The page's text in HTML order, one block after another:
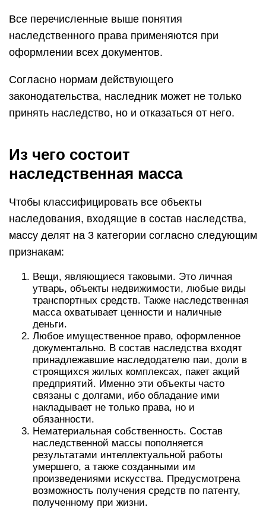
Все перечисленные выше понятия
наследственного права применяются при
оформлении всех документов.
Согласно нормам действующего
законодательства, наследник может не только
принять наследство, но и отказаться от него.
Из чего состоит
наследственная масса
Чтобы классифицировать все объекты
наследования, входящие в состав наследства,
массу делят на 3 категории согласно следующим
признакам:
Вещи, являющиеся таковыми. Это личная
утварь, объекты недвижимости, любые виды
транспортных средств. Также наследственная
масса охватывает ценности и наличные
деньги.
Любое имущественное право, оформленное
документально. В состав наследства входят
принадлежавшие наследодателю паи, доли в
строящихся жилых комплексах, пакет акций
предприятий. Именно эти объекты часто
связаны с долгами, ибо обладание ими
накладывает не только права, но и
обязанности.
Нематериальная собственность. Состав
наследственной массы пополняется
результатами интеллектуальной работы
умершего, а также созданными им
произведениями искусства. Предусмотрена
возможность получения средств по патенту,
полученному при жизни.